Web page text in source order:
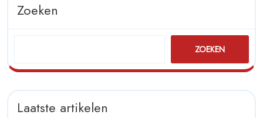
Zoeken
ZOEKEN
Laatste artikelen